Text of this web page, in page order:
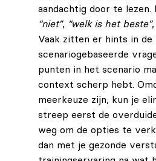
aandachtig door te lezen.
“niet”, “welk is het beste”,
Vaak zitten er hints in de
scenariogebaseerde
punten in het scenario
context scherp hebt.
meerkeuze zijn, kun je
streep eerst de
weg om de opties te
dan met je gezonde